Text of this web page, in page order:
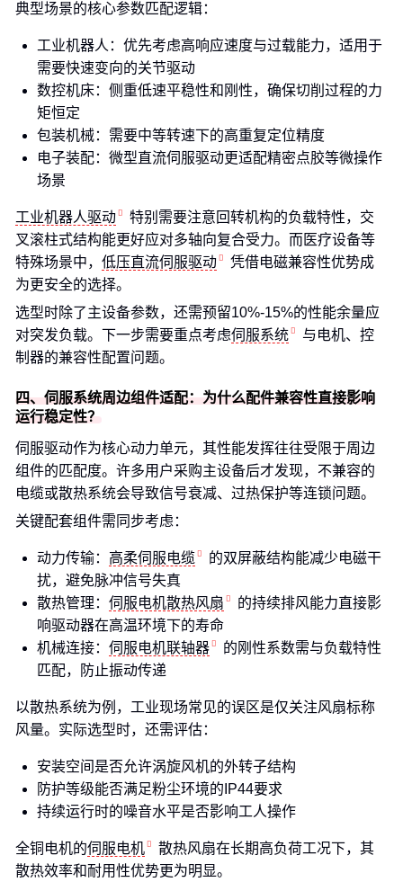
典型场景的核心参数匹配逻辑：
工业机器人：优先考虑高响应速度与过载能力，适用于
需要快速变向的关节驱动
数控机床：侧重低速平稳性和刚性，确保切削过程的力
矩恒定
包装机械：需要中等转速下的高重复定位精度
电子装配：微型直流伺服驱动更适配精密点胶等微操作
场景
工业机器人驱动
特别需要注意回转机构的负载特性，交
叉滚柱式结构能更好应对多轴向复合受力。而医疗设备等
特殊场景中， 低压直流伺服驱动
凭借电磁兼容性优势成
为更安全的选择。
选型时除了主设备参数，还需预留10%-15%的性能余量应
对突发负载。下一步需要重点考虑伺服系统
与电机、控
制器的兼容性配置问题。
四、伺服系统周边组件适配：为什么配件兼容性直接影响
运行稳定性？
伺服驱动作为核心动力单元，其性能发挥往往受限于周边
组件的匹配度。许多用户采购主设备后才发现，不兼容的
电缆或散热系统会导致信号衰减、过热保护等连锁问题。
关键配套组件需同步考虑：
动力传输： 高柔伺服电缆
的双屏蔽结构能减少电磁干
扰，避免脉冲信号失真
散热管理： 伺服电机散热风扇
的持续排风能力直接影
响驱动器在高温环境下的寿命
机械连接： 伺服电机联轴器
的刚性系数需与负载特性
匹配，防止振动传递
以散热系统为例，工业现场常见的误区是仅关注风扇标称
风量。实际选型时，还需评估：
安装空间是否允许涡旋风机的外转子结构
防护等级能否满足粉尘环境的IP44要求
持续运行时的噪音水平是否影响工人操作
全铜电机的伺服电机
散热风扇在长期高负荷工况下，其
散热效率和耐用性优势更为明显。